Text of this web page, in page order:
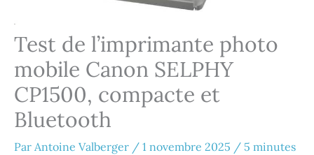
Test de l’imprimante photo
mobile Canon SELPHY
CP1500, compacte et
Bluetooth
Par Antoine Valberger / 1 novembre 2025 / 5 minutes